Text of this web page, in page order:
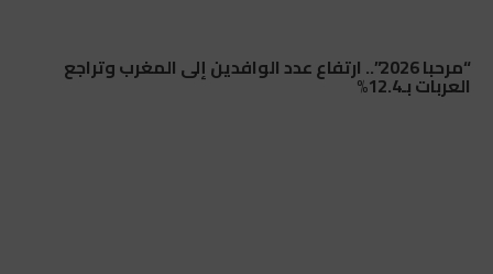
“مرحبا 2026”.. ارتفاع عدد الوافدين إلى المغرب وتراجع
العربات بـ12.4%